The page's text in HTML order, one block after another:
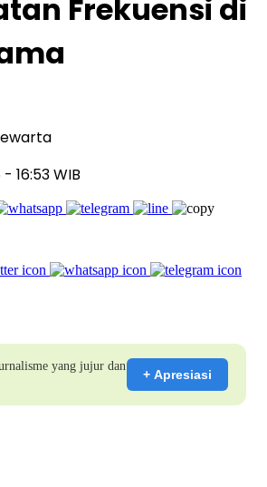
Frekuensi di
- 16:53 WIB
yang jujur dan
+ Apresiasi